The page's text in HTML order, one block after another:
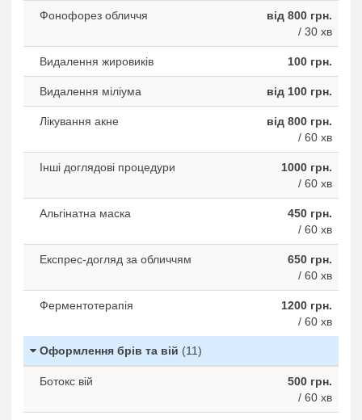
Фонофорез обличчя
від 800 грн.
/ 30 хв
Видалення жировикiв 100 грн.
Видалення міліума від 100 грн.
Лікування акне
від 800 грн.
/ 60 хв
Інші доглядові процедури
1000 грн.
/ 60 хв
Альгінатна маска
450 грн.
/ 60 хв
Експрес-догляд за обличчям
650 грн.
/ 60 хв
Ферментотерапія
1200 грн.
/ 60 хв
Оформлення брів та вій (11)
Ботокс вій
500 грн.
/ 60 хв